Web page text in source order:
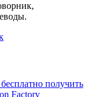
получить
Factory